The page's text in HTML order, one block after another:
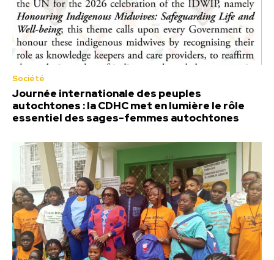
Société
Journée internationale des peuples
autochtones : la CDHC met en lumière le rôle
essentiel des sages-femmes autochtones